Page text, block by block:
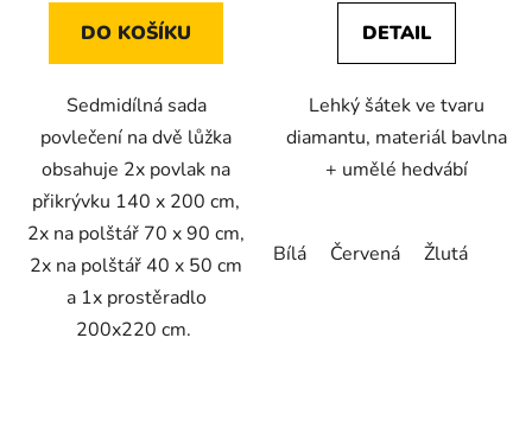
DO KOŠÍKU
Sedmidílná sada
povlečení na dvě lůžka
obsahuje 2x povlak na
přikrývku 140 x 200 cm,
2x na polštář 70 x 90 cm,
2x na polštář 40 x 50 cm
a 1x prostěradlo
200x220 cm.
DETAIL
Lehký šátek ve tvaru
diamantu, materiál bavlna
+ umělé hedvábí
Bílá Červená Žlutá